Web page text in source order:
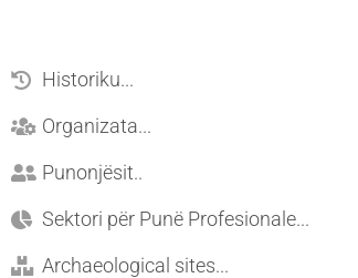
Historiku...
Organizata...
Punonjësit..
Sektori për Punë Profesionale...
Archaeological sites...